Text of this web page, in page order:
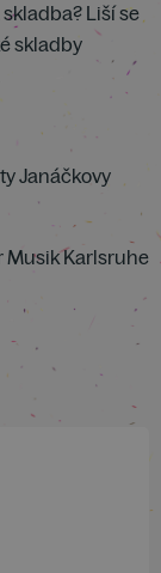
Liší se
skladby
Janáčkovy
Musik Karlsruhe